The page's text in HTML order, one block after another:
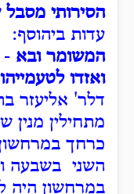
הסירותי
עדות ביהוסף:
המשומר ובא -
ואזדו לטעמייהו
דלר' אליעזר
מתחילין מנין
כרחך
השני בשבעה
במרחשון היה